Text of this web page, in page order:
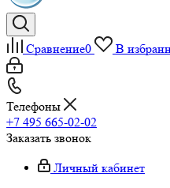
Сравнение0 В
Телефоны
+7 495 665-02-02
Заказать звонок
Личный кабинет